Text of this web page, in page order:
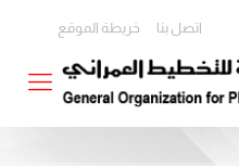
اتصل بنا خريطة الموقع